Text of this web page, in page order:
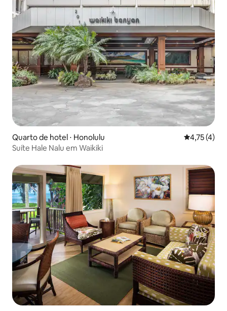
Quarto de hotel ⋅ Honolulu 4,75 de
4,75 (4)
Suíte Hale Nalu em Waikiki